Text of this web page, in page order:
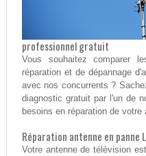
professionnel gratuit
Vous souhaitez comparer
réparation et de dépannage
avec nos concurrents ?
diagnostic gratuit par l'un de
besoins en réparation de votre
Réparation antenne en panne
Votre antenne de télévision